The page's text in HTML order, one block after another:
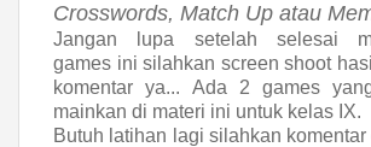
Crosswords, Match Up atau
Jangan lupa setelah selesai
games ini silahkan screen shoot
komentar ya... Ada 2 games
mainkan di materi ini untuk kelas IX.
Butuh latihan lagi silahkan